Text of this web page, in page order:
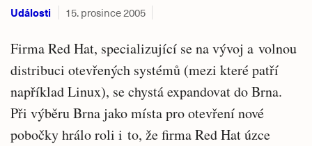
Události 15. prosince 2005
Firma Red Hat, specializující se na vývoj a volnou
distribuci otevřených systémů (mezi které patří
například Linux), se chystá expandovat do Brna.
Při výběru Brna jako místa pro otevření nové
pobočky hrálo roli i to, že firma Red Hat úzce